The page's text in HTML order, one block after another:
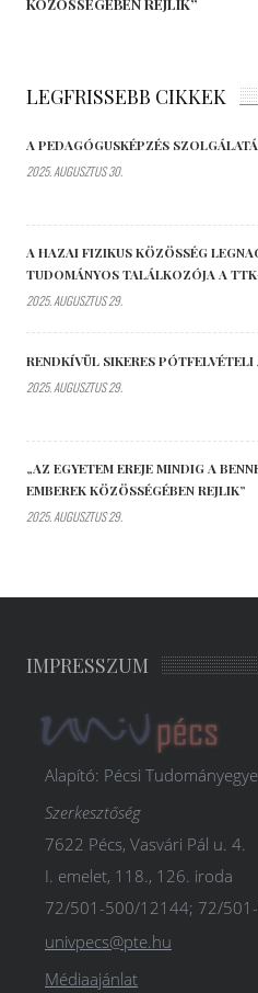
LEGFRISSEBB CIKKEK
A PEDAGÓGUSKÉPZÉS
2025. AUGUSZTUS 30.
A HAZAI FIZIKUS KÖZÖSSÉG
TUDOMÁNYOS TALÁLKOZÓJA A
2025. AUGUSZTUS 29.
RENDKÍVÜL SIKERES
2025. AUGUSZTUS 29.
„AZ EGYETEM EREJE MINDIG A
EMBEREK KÖZÖSSÉGÉBEN REJLIK”
2025. AUGUSZTUS 29.
IMPRESSZUM
Alapító: Pécsi
Szerkesztőség
7622 Pécs, Vasvári Pál u. 4.
I. emelet, 118., 126. iroda
72/501-500/12144; 72/
univpecs@pte.hu
Médiaajánlat